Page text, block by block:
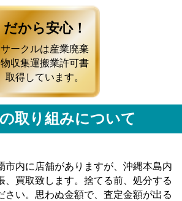
だから安心！
サークルは産業廃棄
物収集運搬業許可書
取得しています。
取り組みについて
市内に店舗がありますが、沖縄本島内
、買取致します。捨てる前、処分する
さい。思わぬ金額で、査定金額が出る